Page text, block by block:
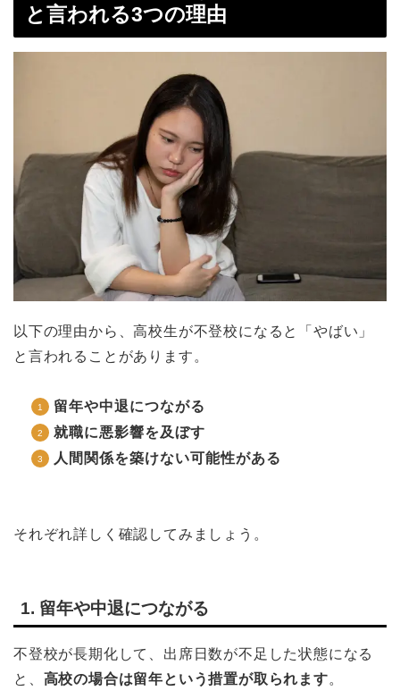
と言われる3つの理由
以下の理由から、高校生が不登校になると「やばい」
と言われることがあります。
留年や中退につながる
就職に悪影響を及ぼす
人間関係を築けない可能性がある
それぞれ詳しく確認してみましょう。
1. 留年や中退につながる
不登校が長期化して、出席日数が不足した状態になる
と、 高校の場合は留年という措置が取られます。